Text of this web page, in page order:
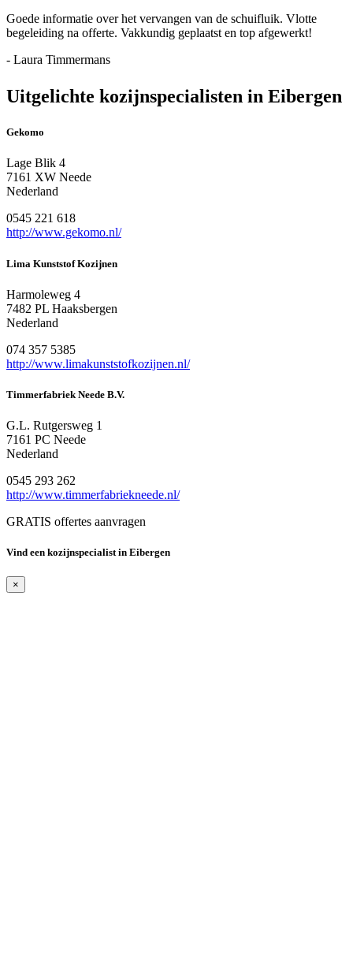
Goede informatie over het vervangen van de schuifluik. Vlotte
begeleiding na offerte. Vakkundig geplaatst en top afgewerkt!
- Laura Timmermans
Uitgelichte kozijnspecialisten in Eibergen
Gekomo
Lage Blik 4
7161 XW Neede
Nederland
0545 221 618
http://www.gekomo.nl/
Lima Kunststof Kozijnen
Harmoleweg 4
7482 PL Haaksbergen
Nederland
074 357 5385
http://www.limakunststofkozijnen.nl/
Timmerfabriek Neede B.V.
G.L. Rutgersweg 1
7161 PC Neede
Nederland
0545 293 262
http://www.timmerfabriekneede.nl/
GRATIS offertes aanvragen
Vind een kozijnspecialist in Eibergen
×